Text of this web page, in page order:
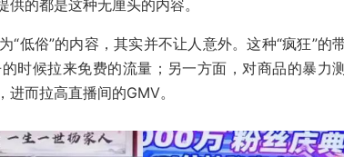
的都是这种无厘头的内容。
“低俗”的内容，其实并不让人意外。这种“疯狂”的
时候拉来免费的流量；另一方面，对商品的暴力
而拉高直播间的GMV。